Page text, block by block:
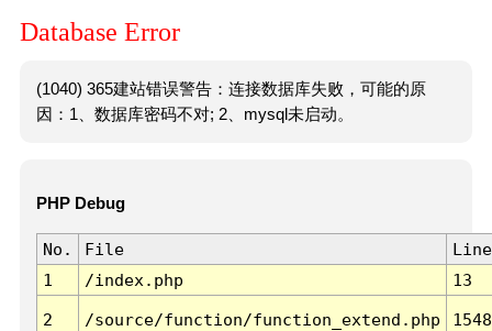
Database Error
(1040) 365建站错误警告：连接数据库失败，可能的原
因：1、数据库密码不对; 2、mysql未启动。
PHP Debug
No. File
Line
1
/index.php 13
2 /source/function/function_extend.php 1548